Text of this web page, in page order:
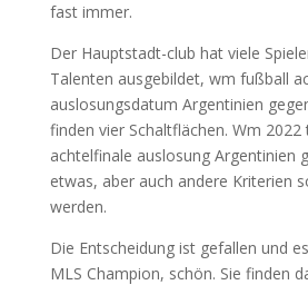
fast immer.
Der Hauptstadt-club hat viele
Talenten ausgebildet, wm fußball
auslosungsdatum Argentinien
finden vier Schaltflächen. Wm 2022
achtelfinale auslosung Argentinien
etwas, aber auch andere Kriterien
werden.
Die Entscheidung ist gefallen und
MLS Champion, schön. Sie finden